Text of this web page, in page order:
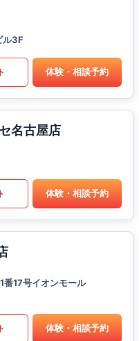
ル3F
体験・相談予約
名古屋店
体験・相談予約
番17号イオンモール
体験・相談予約